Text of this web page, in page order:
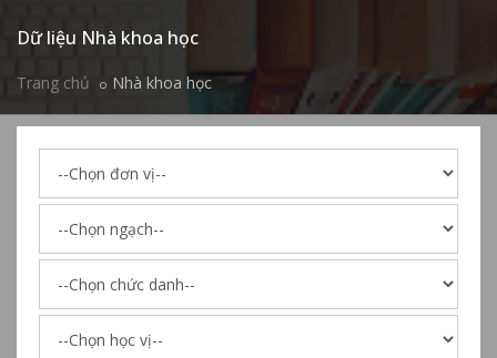
Dữ liệu Nhà khoa học
Trang chủ Nhà khoa học